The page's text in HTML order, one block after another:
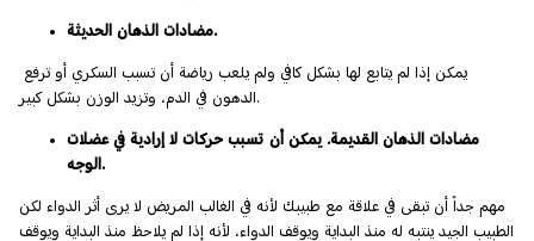
مضادات الذهان الحديثة.
الدهون في الدم، وتزيد الوزن بشكل كبير.
مضادات الذهان القديمة. يمكن أن تسبب حركات لا إرادية في عضلات
الوجه.
مهم جداً أن تبقى في علاقة مع طبيبك لأنه في الغالب المريض لا يرى أثر الدواء لكن
الطبيب الجيد ينتبه له منذ البداية ويوقف الدواء، لأنه إذا لم يلاحظ منذ البداية ويوقف